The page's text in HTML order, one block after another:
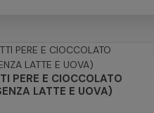
PERE E CIOCCOLATO
LATTE E UOVA)